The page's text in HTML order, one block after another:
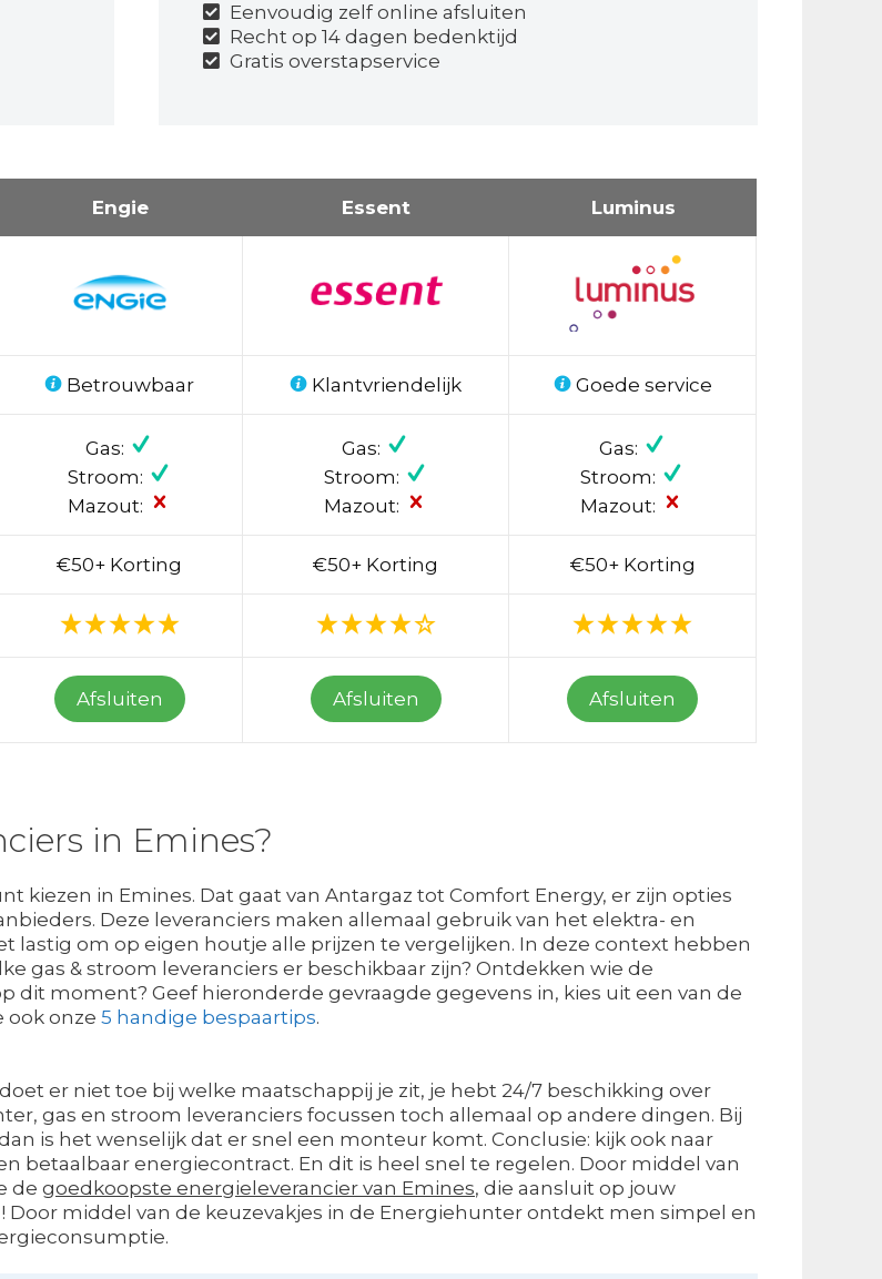
Eenvoudig zelf online afsluiten
Recht op 14 dagen bedenktijd
Gratis overstapservice
Engie Essent Luminus
Betrouwbaar Klantvriendelijk Goede service
Gas:
Stroom:
Mazout:
Gas:
Stroom:
Mazout:
Gas:
Stroom:
Mazout:
€50+ Korting €50+ Korting €50+ Korting
Afsluiten Afsluiten Afsluiten
in Emines?
kiezen in Emines. Dat gaat van Antargaz tot Comfort Energy, er zijn opties
Deze leveranciers maken allemaal gebruik van het elektra- en
lastig om op eigen houtje alle prijzen te vergelijken. In deze context hebben
gas & stroom leveranciers er beschikbaar zijn? Ontdekken wie de
dit moment? Geef hieronderde gevraagde gegevens in, kies uit een van de
ook onze 5 handige bespaartips.
er niet toe bij welke maatschappij je zit, je hebt 24/7 beschikking over
gas en stroom leveranciers focussen toch allemaal op andere dingen. Bij
is het wenselijk dat er snel een monteur komt. Conclusie: kijk ook naar
betaalbaar energiecontract. En dit is heel snel te regelen. Door middel van
de goedkoopste energieleverancier van Emines, die aansluit op jouw
middel van de keuzevakjes in de Energiehunter ontdekt men simpel en